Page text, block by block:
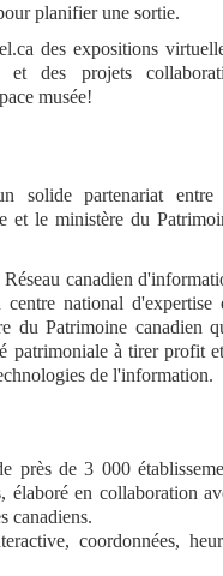
planifier une sortie.
des expositions
et des projets
musée!
solide partenariat entre
et le ministère du
canadien
national d'expertise
du Patrimoine canadien
patrimoniale à tirer profit
de l'information.
près de 3 000
élaboré en collaboration
canadiens.
coordonnées,